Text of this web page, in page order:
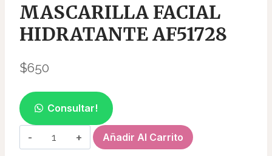
MASCARILLA FACIAL
HIDRATANTE AF51728
$650
Consultar!
MASCARILLA
FACIAL
Añadir Al Carrito